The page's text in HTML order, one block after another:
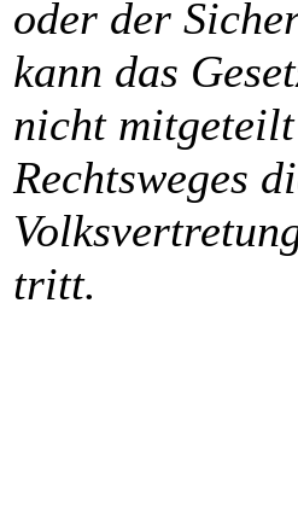
oder der
kann das
nicht
Rechtsweges
tritt.